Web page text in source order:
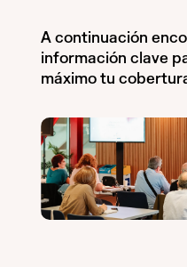
A continuación
información clave
máximo tu